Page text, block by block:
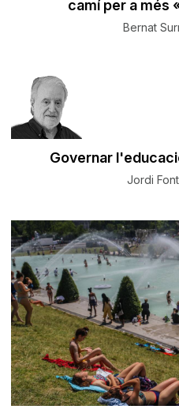
camí per a més
Bernat
Governar
Jordi